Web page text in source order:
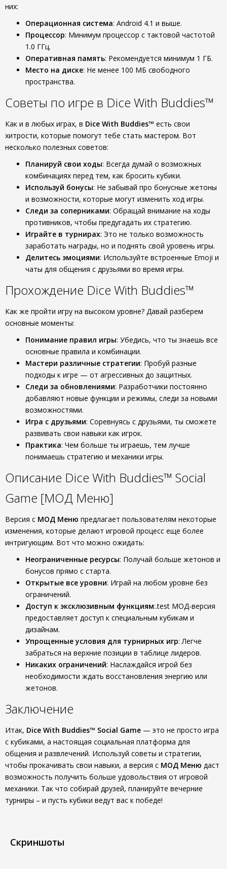
них:
Операционная система: Android 4.1 и выше.
Процессор: Минимум процессор с тактовой частотой
1.0 ГГц.
Оперативная память: Рекомендуется минимум 1 ГБ.
Место на диске: Не менее 100 МБ свободного
пространства.
Советы по игре в Dice With Buddies™
Как и в любых играх, в Dice With Buddies™ есть свои
хитрости, которые помогут тебе стать мастером. Вот
несколько полезных советов:
Планируй свои ходы: Всегда думай о возможных
комбинациях перед тем, как бросить кубики.
Используй бонусы: Не забывай про бонусные жетоны
и возможности, которые могут изменить ход игры.
Следи за соперниками: Обращай внимание на ходы
противников, чтобы предугадать их стратегию.
Играйте в турнирах: Это не только возможность
заработать награды, но и поднять свой уровень игры.
Делитесь эмоциями: Используйте встроенные Emoji и
чаты для общения с друзьями во время игры.
Прохождение Dice With Buddies™
Как же пройти игру на высоком уровне? Давай разберем
основные моменты:
Понимание правил игры: Убедись, что ты знаешь все
основные правила и комбинации.
Мастери различные стратегии: Пробуй разные
подходы к игре — от агрессивных до защитных.
Следи за обновлениями: Разработчики постоянно
добавляют новые функции и режимы, следи за новыми
возможностями.
Игра с друзьями: Соревнуясь с друзьями, ты сможете
развивать свои навыки как игрок.
Практика: Чем больше ты играешь, тем лучше
понимаешь стратегию и механики игры.
Описание Dice With Buddies™ Social
Game [МОД Меню]
Версия с МОД Меню предлагает пользователям некоторые
изменения, которые делают игровой процесс еще более
интригующим. Вот что можно ожидать:
Неограниченные ресурсы: Получай больше жетонов и
бонусов прямо с старта.
Открытые все уровни: Играй на любом уровне без
ограничений.
Доступ к эксклюзивным функциям:.test МОД-версия
предоставляет доступ к специальным кубикам и
дизайнам.
Упрощенные условия для турнирных игр: Легче
забраться на верхние позиции в таблице лидеров.
Никаких ограничений: Наслаждайся игрой без
необходимости ждать восстановления энергию или
жетонов.
Заключение
Итак, Dice With Buddies™ Social Game — это не просто игра
с кубиками, а настоящая социальная платформа для
общения и развлечений. Используй советы и стратегии,
чтобы прокачивать свои навыки, а версия с МОД Меню даст
возможность получить больше удовольствия от игровой
механики. Так что собирай друзей, планируйте вечерние
турниры – и пусть кубики ведут вас к победе!
Скриншоты